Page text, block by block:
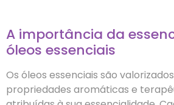
A importância da
óleos essenciais
Os óleos essenciais são
propriedades aromáticas e